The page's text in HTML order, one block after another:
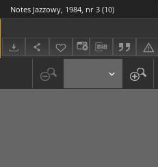
Notes Jazzowy, 1984, nr 3 (10)